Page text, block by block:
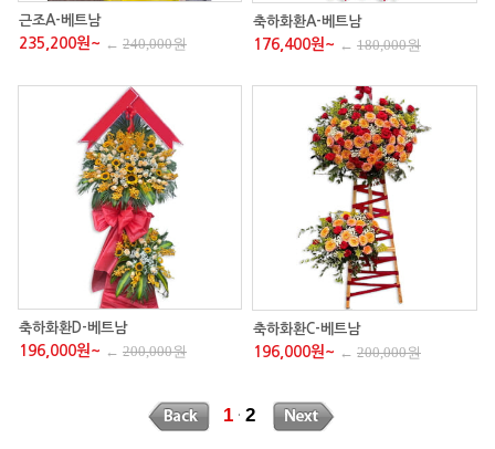
근조A-베트남
235,200원~ ← 240,000원
축하화환A-베트남
176,400원~ ← 180,000원
축하화환D-베트남
196,000원~ ← 200,000원
축하화환C-베트남
196,000원~ ← 200,000원
1 · 2